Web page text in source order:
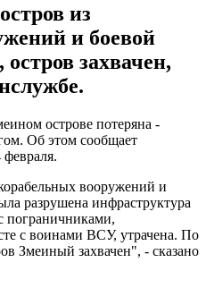
из
и боевой
захвачен,
острове потеряна -
Об этом сообщает
февраля.
вооружений и
разрушена инфраструктура
пограничниками,
с воинами ВСУ, утрачена. По
Змеиный захвачен", - сказано